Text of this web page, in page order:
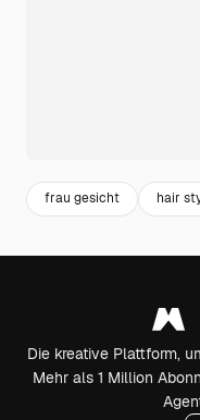
frau gesicht hair
Die kreative Plattform,
Mehr als 1 Million